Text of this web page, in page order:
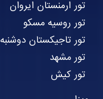
تور ارمنستان ایروان
تور روسیه مسکو
تور تاجیکستان دوشنبه
تور مشهد
تور کیش